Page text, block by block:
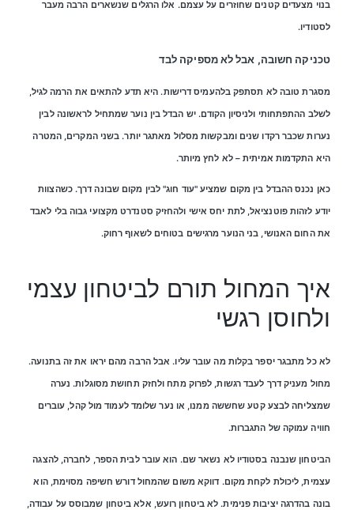
בנוי מצעדים קטנים שחוזרים על עצמם. אלו הרגלים שנשארים הרבה מעבר
לסטודיו.
טכניקה חשובה, אבל לא מספיקה לבד
מסגרת טובה לא תסתפק בלהעמיס דרישות. היא תדע להתאים את הרמה לגיל,
לשלב ההתפתחותי ולניסיון הקודם. יש הבדל בין נוער שמתחיל לראשונה לבין
נערות שכבר רקדו שנים ומבקשות מסלול מאתגר יותר. בשני המקרים, המטרה
היא התקדמות אמיתית – לא לחץ מיותר.
כאן נכנס ההבדל בין מקום שמציע "עוד חוג" לבין מקום שבונה דרך. כשהצוות
יודע לזהות פוטנציאל, לתת יחס אישי ולהחזיק סטנדרט מקצועי גבוה בלי לאבד
את החום האנושי, בני הנוער מרגישים בטוחים לשאוף רחוק.
איך המחול תורם לביטחון עצמי
ולחוסן רגשי
לא כל מתבגר יספר בקלות מה עובר עליו. אבל הרבה מהם יראו את זה בתנועה.
מחול מעניק דרך לעבד רגשות, לפרוק מתח ולחזק תחושת מסוגלות. נערה
שמצליחה לבצע קטע שחששה ממנו, או נער שלומד לעמוד מול קהל, עוברים
חוויה עמוקה של התגברות.
הביטחון שנבנה בסטודיו לא נשאר שם. הוא עובר לבית הספר, לחברה, להצגה
עצמית, ליכולת לקחת מקום. דווקא משום שהמחול דורש חשיפה מסוימת, הוא
בונה בהדרגה יציבות פנימית. לא ביטחון רועש, אלא ביטחון שמבוסס על עבודה,